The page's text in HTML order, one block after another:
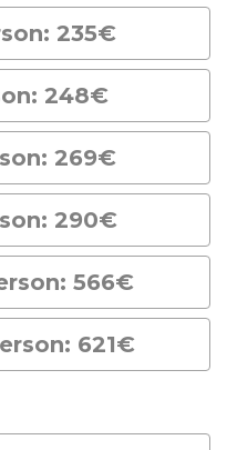
235€
248€
269€
290€
566€
621€